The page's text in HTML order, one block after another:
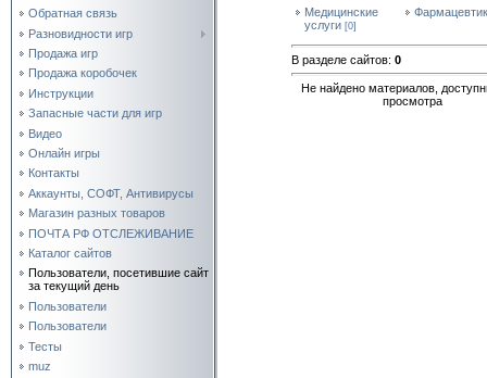
Обратная связь
Разновидности игр
Продажа игр
Продажа коробочек
Инструкции
Запасные части для игр
Видео
Онлайн игры
Контакты
Аккаунты, СОФТ, Антивирусы
Магазин разных товаров
ПОЧТА РФ ОТСЛЕЖИВАНИЕ
Каталог сайтов
Пользователи, посетившие сайт
за текущий день
Пользователи
Пользователи
Тесты
muz
Медицинские
услуги [0]
В разделе сайтов: 0
Не найдено материалов,
просмотра